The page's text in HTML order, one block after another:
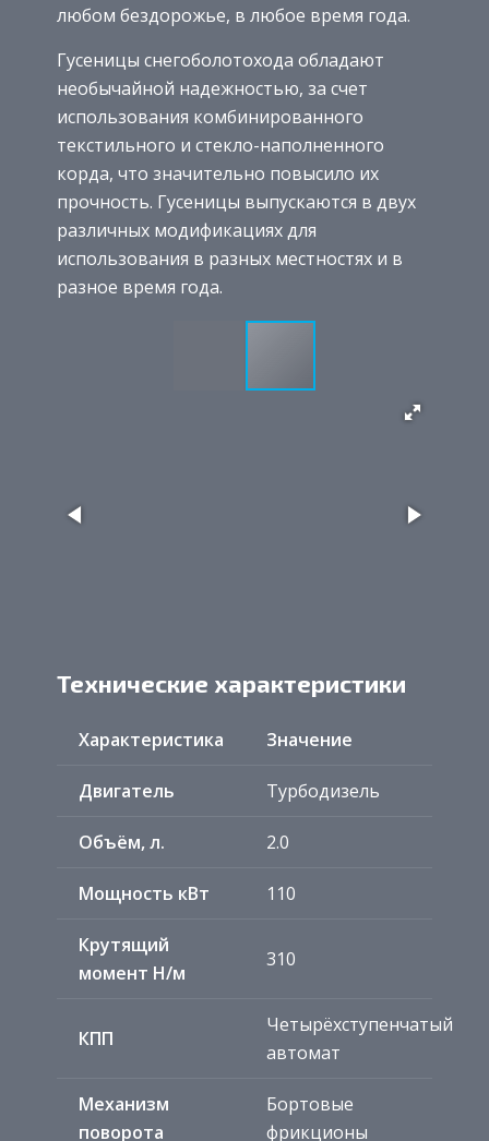
любом бездорожье, в любое время года.
Гусеницы снегоболотохода обладают
необычайной надежностью, за счет
использования комбинированного
текстильного и стекло-наполненного
корда, что значительно повысило их
прочность. Гусеницы выпускаются в двух
различных модификациях для
использования в разных местностях и в
разное время года.
Технические характеристики
Характеристика Значение
Двигатель Турбодизель
Объём, л. 2.0
Мощность кВт 110
Крутящий
момент Н/м
310
КПП
Четырёхступенчатый
автомат
Механизм
поворота
Бортовые
фрикционы